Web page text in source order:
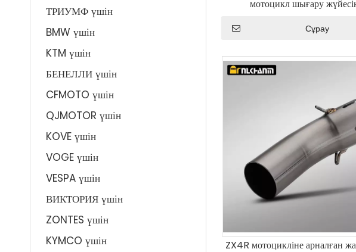
ТРИУМФ үшін
BMW үшін
KTM үшін
БЕНЕЛЛИ үшін
CFMOTO үшін
QJMOTOR үшін
KOVE үшін
VOGE үшін
VESPA үшін
ВИКТОРИЯ үшін
ZONTES үшін
KYMCO үшін
мотоцикл шығару
модификациясы көміртекті
қақпақтың эвакуациясын
Сұрау
ZX4R мотоцикліне арналған